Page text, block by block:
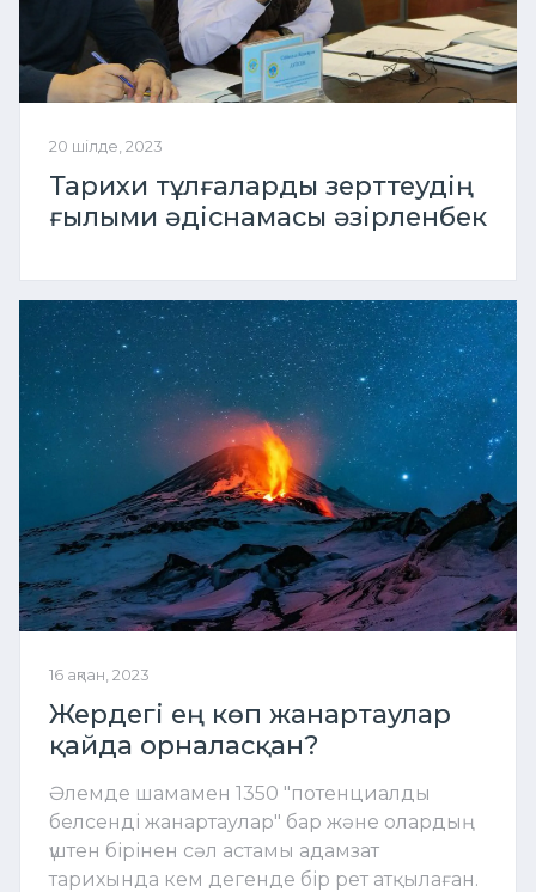
20 шілде, 2023
Тарихи тұлғаларды зерттеудің
ғылыми әдіснамасы әзірленбек
16 ақпан, 2023
Жердегі ең көп жанартаулар
қайда орналасқан?
Әлемде шамамен 1350 "потенциалды
белсенді жанартаулар" бар және олардың
үштен бірінен сәл астамы адамзат
тарихында кем дегенде бір рет атқылаған.